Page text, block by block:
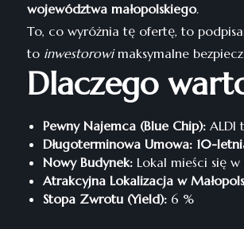
województwa małopolskiego.
To, co wyróżnia tę ofertę, to
to inwestorowimaksymalne
Dlaczego
Pewny Najemca (Blue Chip):ALDI
Długoterminowa Umowa: 10-
Nowy Budynek:Lokal mieści się w
Atrakcyjna Lokalizacja w
Stopa Zwrotu (Yield):6 %